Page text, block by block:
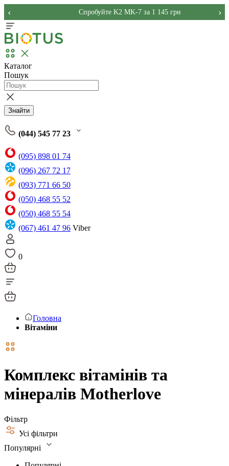
Спробуйте K2 MK-7 за 1 145 грн
‹ ›
Каталог
Пошук
Знайти
(044) 545 77 23
(095) 898 01 74
(096) 267 72 17
(093) 771 66 50
(050) 468 55 52
(050) 468 55 54
(067) 461 47 96 Viber
0
Головна
Вітаміни
Комплекс вітамінів та
мінералів Motherlove
Фільтр
Усі фільтри
Популярні